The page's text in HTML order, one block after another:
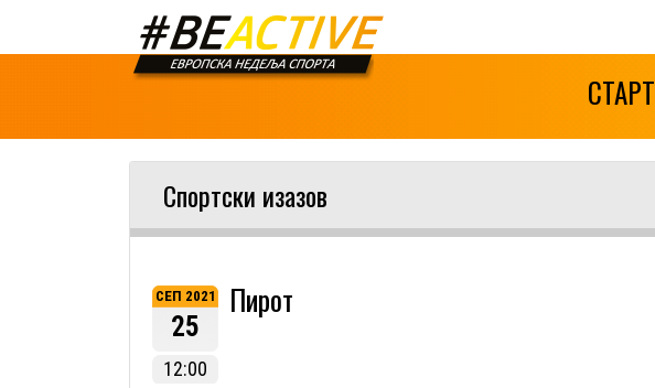
СТАРТ
Спортски изазов
СЕП 2021
25
12:00
Пирот